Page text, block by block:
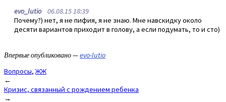
evo_lutio06.08.15 18:39
Почему?) нет, я не пифия, я не знаю. Мне навскидку около
десяти вариантов приходит в голову, а если подумать, то и сто)
Впервые опубликовано —evo-lutio
Вопросы,ЖЖ
Post
navigation
←
Кризис, связанный с рождением ребенка
→